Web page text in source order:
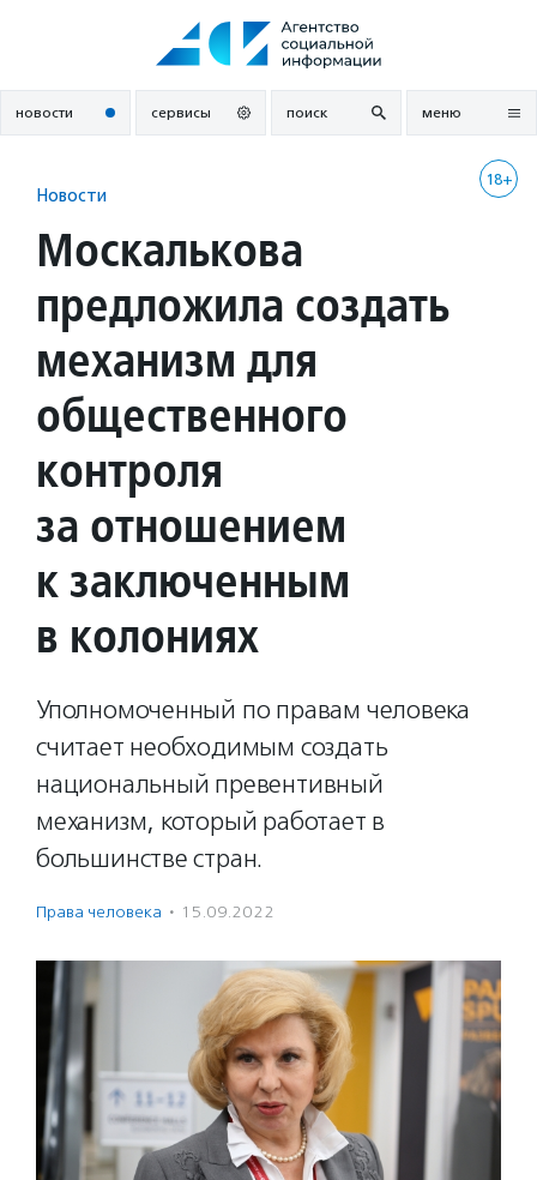
новости сервисы поиск меню
18+
Новости
Москалькова
предложила создать
механизм для
общественного
контроля
за отношением
к заключенным
в колониях
Уполномоченный по правам человека
считает необходимым создать
национальный превентивный
механизм, который работает в
большинстве стран.
Права человека · 15.09.2022